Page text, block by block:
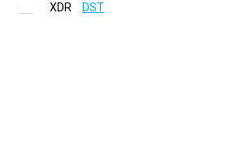
XDR
DST